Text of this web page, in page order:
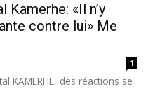
«Il n’y
contre lui» Me
1
KAMERHE, des réactions se